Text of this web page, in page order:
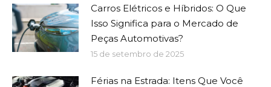
Carros Elétricos e Híbridos: O Que
Isso Significa para o Mercado de
Peças Automotivas?
15 de setembro de 2025
Férias na Estrada: Itens Que Você